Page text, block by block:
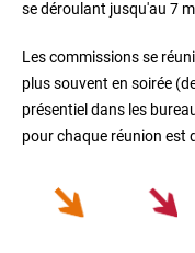
se déroulant jusqu'au 7
Les commissions se
plus souvent en soirée
présentiel dans les
pour chaque réunion est